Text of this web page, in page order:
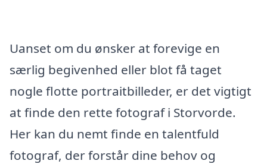
Uanset om du ønsker at forevige en
særlig begivenhed eller blot få taget
nogle flotte portraitbilleder, er det vigtigt
at finde den rette fotograf i Storvorde.
Her kan du nemt finde en talentfuld
fotograf, der forstår dine behov og